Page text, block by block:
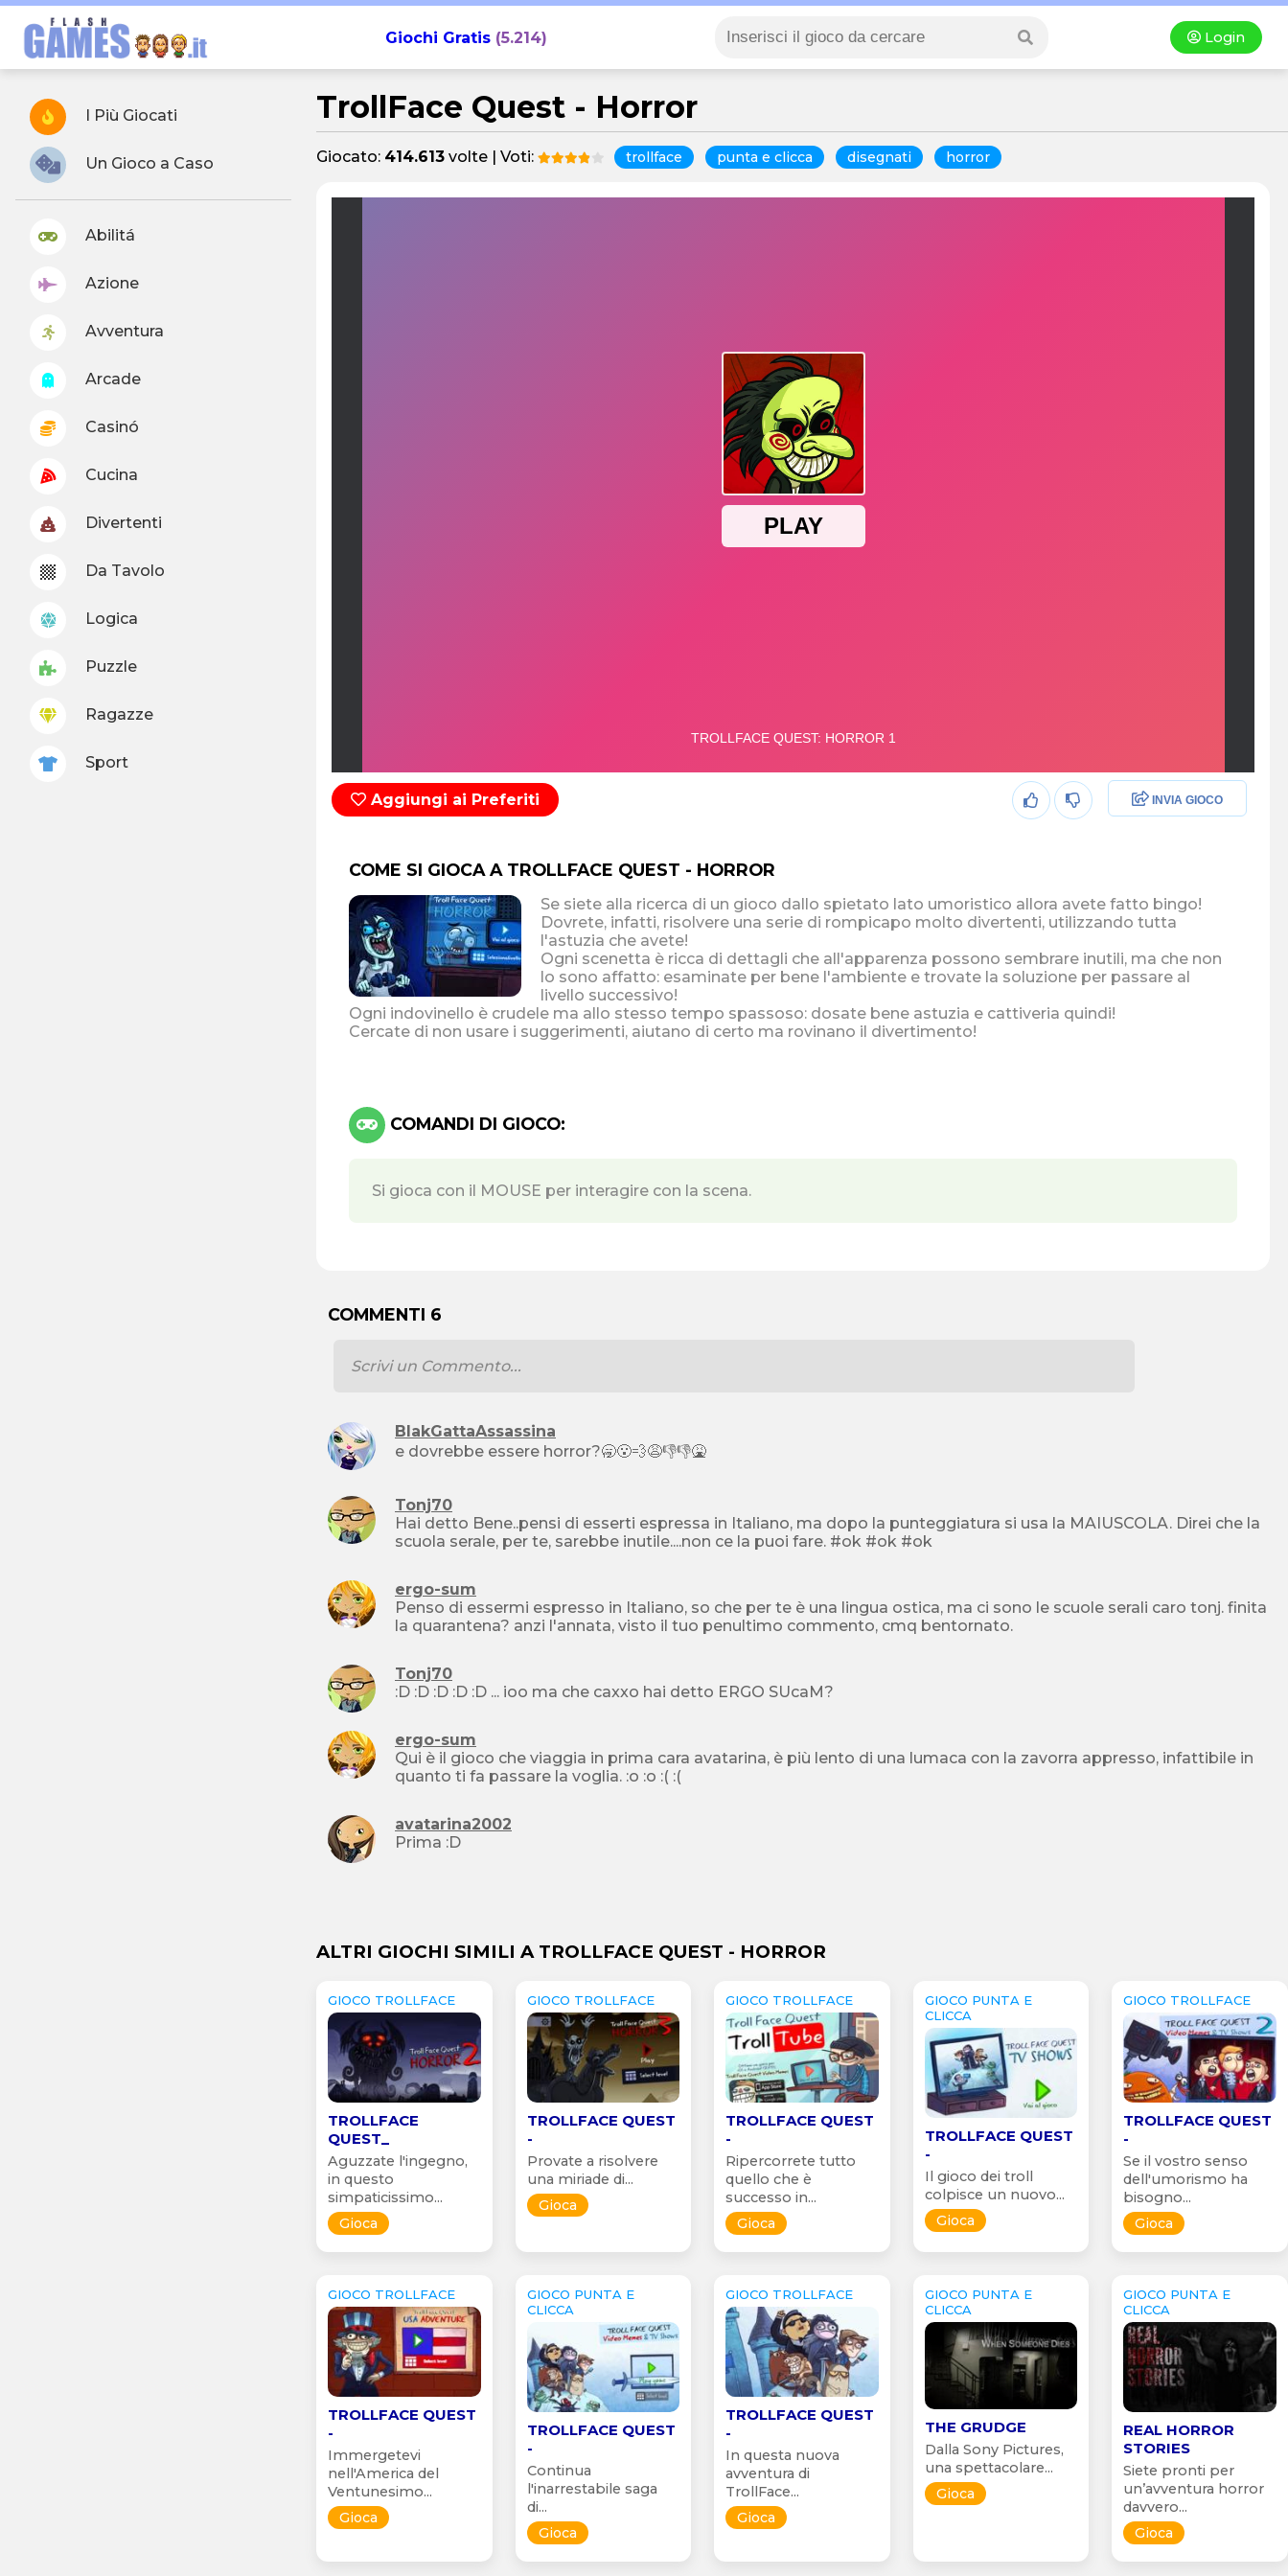
Giochi Gratis(5.214) Login
I Più Giocati
Un Gioco a Caso
Abilitá
Azione
Avventura
Arcade
Casinó
Cucina
Divertenti
Da Tavolo
Logica
Puzzle
Ragazze
Sport
TrollFace Quest - Horror
Giocato: 414.613 volte | Voti: trollface punta e clicca disegnati horror
Aggiungi ai Preferiti INVIA GIOCO
COME SI GIOCA A TROLLFACE QUEST - HORROR
Se siete alla ricerca di un gioco dallo spietato lato umoristico allora avete fatto bingo!
Dovrete, infatti, risolvere una serie di rompicapo molto divertenti, utilizzando tutta
l'astuzia che avete!
Ogni scenetta è ricca di dettagli che all'apparenza possono sembrare inutili, ma che non
lo sono affatto: esaminate per bene l'ambiente e trovate la soluzione per passare al
livello successivo!
Ogni indovinello è crudele ma allo stesso tempo spassoso: dosate bene astuzia e cattiveria quindi!
Cercate di non usare i suggerimenti, aiutano di certo ma rovinano il divertimento!
COMANDI DI GIOCO:
Si gioca con il MOUSE per interagire con la scena.
COMMENTI 6
BlakGattaAssassina
e dovrebbe essere horror?🥱😮‍💨😩👎👎🤮
Tonj70
Hai detto Bene..pensi di esserti espressa in Italiano, ma dopo la punteggiatura si usa la MAIUSCOLA. Direi che la
scuola serale, per te, sarebbe inutile....non ce la puoi fare. #ok #ok #ok
ergo-sum
Penso di essermi espresso in Italiano, so che per te è una lingua ostica, ma ci sono le scuole serali caro tonj. finita
la quarantena? anzi l'annata, visto il tuo penultimo commento, cmq bentornato.
Tonj70
:D :D :D :D :D ... ioo ma che caxxo hai detto ERGO SUcaM?
ergo-sum
Qui è il gioco che viaggia in prima cara avatarina, è più lento di una lumaca con la zavorra appresso, infattibile in
quanto ti fa passare la voglia. :o :o :( :(
avatarina2002
Prima :D
ALTRI GIOCHI SIMILI A TROLLFACE QUEST - HORROR
GIOCO TROLLFACE
TROLLFACE
QUEST_
Aguzzate l'ingegno,
in questo
simpaticissimo...
Gioca
GIOCO TROLLFACE
TROLLFACE QUEST
-
Provate a risolvere
una miriade di...
Gioca
GIOCO TROLLFACE
TROLLFACE QUEST
-
Ripercorrete tutto
quello che è
successo in...
Gioca
GIOCO PUNTA E
CLICCA
TROLLFACE QUEST
-
Il gioco dei troll
colpisce un nuovo...
Gioca
GIOCO TROLLFACE
TROLLFACE QUEST
-
Se il vostro senso
dell'umorismo ha
bisogno...
Gioca
GIOCO TROLLFACE
TROLLFACE QUEST
-
Immergetevi
nell'America del
Ventunesimo...
Gioca
GIOCO PUNTA E
CLICCA
TROLLFACE QUEST
-
Continua
l'inarrestabile saga
di...
Gioca
GIOCO TROLLFACE
TROLLFACE QUEST
-
In questa nuova
avventura di
TrollFace...
Gioca
GIOCO PUNTA E
CLICCA
THE GRUDGE
Dalla Sony Pictures,
una spettacolare...
Gioca
GIOCO PUNTA E
CLICCA
REAL HORROR
STORIES
Siete pronti per
un’avventura horror
davvero...
Gioca